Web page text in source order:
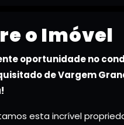
o Imóvel
oportunidade no
de Vargem
esta incrível